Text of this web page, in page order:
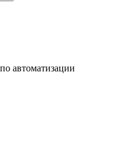
автоматизации